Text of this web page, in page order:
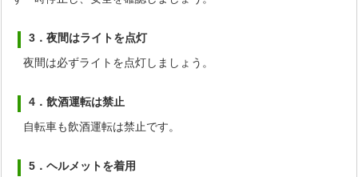
3．夜間はライトを点灯
夜間は必ずライトを点灯しましょう。
4．飲酒運転は禁止
自転車も飲酒運転は禁止です。
5．ヘルメットを着用